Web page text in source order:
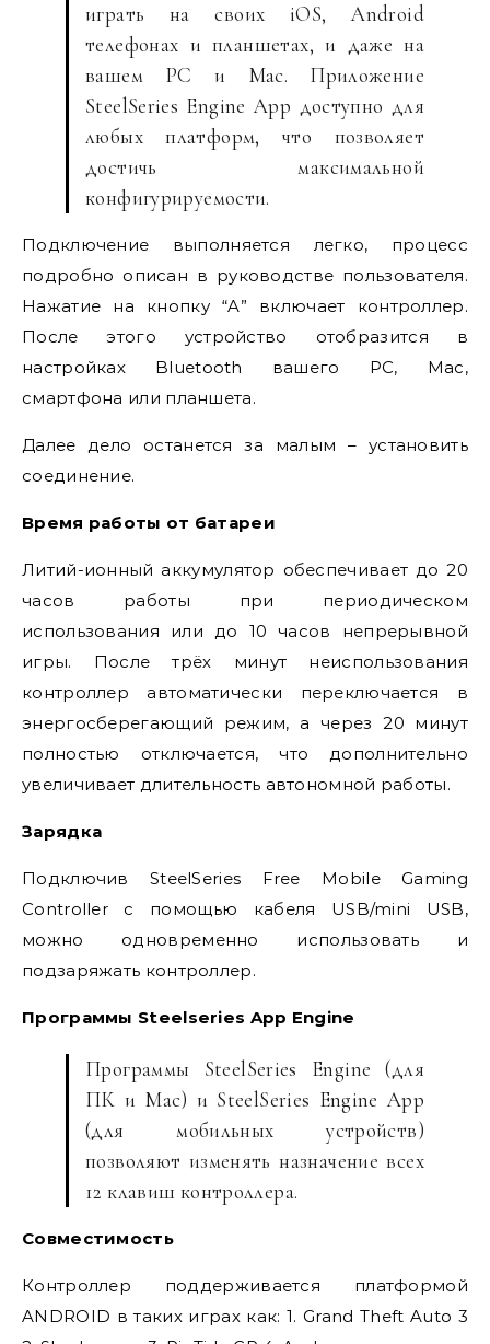
играть на своих iOS, Android
телефонах и планшетах, и даже на
вашем PC и Mac. Приложение
SteelSeries Engine App доступно для
любых платформ, что позволяет
достичь максимальной
конфигурируемости.
Подключение выполняется легко, процесс
подробно описан в руководстве пользователя.
Нажатие на кнопку “A” включает контроллер.
После этого устройство отобразится в
настройках Bluetooth вашего PC, Mac,
смартфона или планшета.
Далее дело останется за малым – установить
соединение.
Время работы от батареи
Литий-ионный аккумулятор обеспечивает до 20
часов работы при периодическом
использования или до 10 часов непрерывной
игры. После трёх минут неиспользования
контроллер автоматически переключается в
энергосберегающий режим, а через 20 минут
полностью отключается, что дополнительно
увеличивает длительность автономной работы.
Зарядка
Подключив SteelSeries Free Mobile Gaming
Controller с помощью кабеля USB/mini USB,
можно одновременно использовать и
подзаряжать контроллер.
Программы Steelseries App Engine
Программы SteelSeries Engine (для
ПК и Mac) и SteelSeries Engine App
(для мобильных устройств)
позволяют изменять назначение всех
12 клавиш контроллера.
Совместимость
Контроллер поддерживается платформой
ANDROID в таких играх как: 1. Grand Theft Auto 3